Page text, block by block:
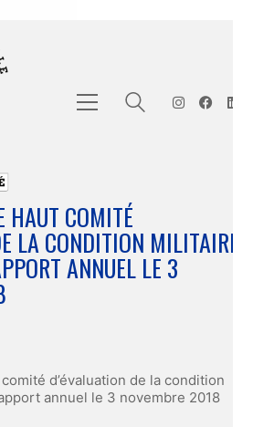
COMITÉ
LA CONDITION MILITAIRE
ANNUEL LE 3
d’évaluation de la condition
annuel le 3 novembre 2018